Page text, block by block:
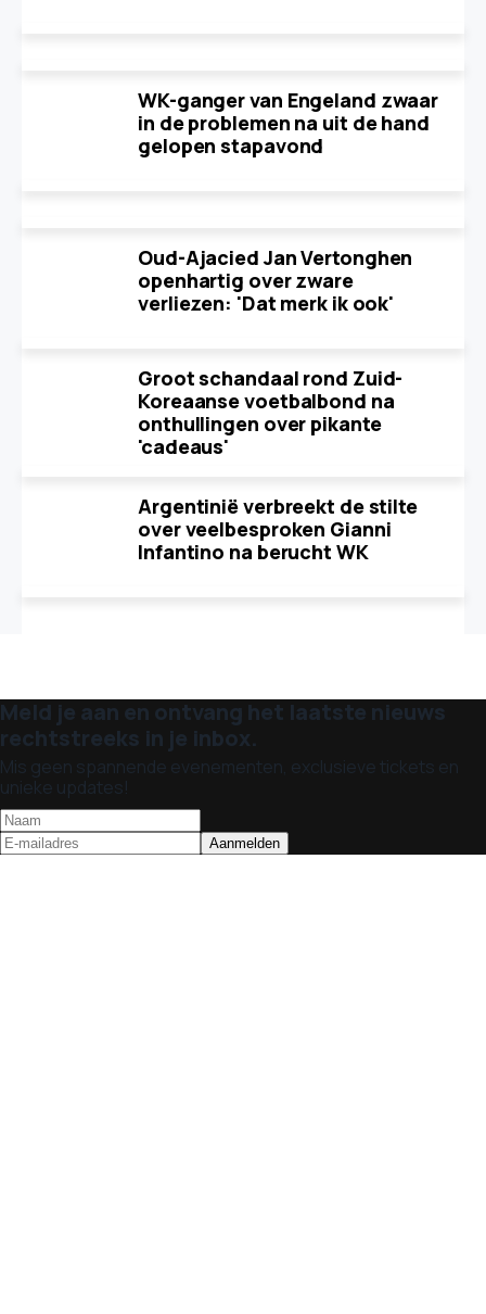
WK-ganger van Engeland zwaar
in de problemen na uit de hand
gelopen stapavond
Oud-Ajacied Jan Vertonghen
openhartig over zware
verliezen: 'Dat merk ik ook'
Groot schandaal rond Zuid-
Koreaanse voetbalbond na
onthullingen over pikante
'cadeaus'
Argentinië verbreekt de stilte
over veelbesproken Gianni
Infantino na berucht WK
Meld je aan en ontvang het laatste nieuws
rechtstreeks in je inbox.
Mis geen spannende evenementen, exclusieve tickets en
unieke updates!